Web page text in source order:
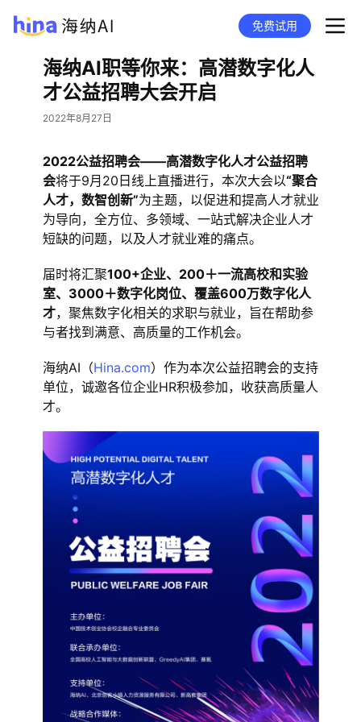
免费试用
海纳AI职等你来：高潜数字化人
才公益招聘大会开启
2022年8月27日
2022公益招聘会——高潜数字化人才公益招聘
会将于9月20日线上直播进行，本次大会以“聚合
人才，数智创新”为主题，以促进和提高人才就业
为导向，全方位、多领域、一站式解决企业人才
短缺的问题，以及人才就业难的痛点。
届时将汇聚100+企业、200＋一流高校和实验
室、3000＋数字化岗位、覆盖600万数字化人
才，聚焦数字化相关的求职与就业，旨在帮助参
与者找到满意、高质量的工作机会。
海纳AI（Hina.com）作为本次公益招聘会的支持
单位，诚邀各位企业HR积极参加，收获高质量人
才。